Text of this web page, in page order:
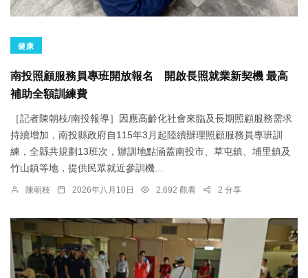
健康
南投照顧服務員專班開放報名 開啟長照就業新契機 最高
補助全額訓練費
［記者陳朝枝/南投報導］因應高齡化社會來臨及長期照顧服務需求
持續增加，南投縣政府自115年3月起陸續辦理照顧服務員專班訓
練，全縣共規劃13班次，辦訓地點涵蓋南投市、草屯鎮、埔里鎮及
竹山鎮等地，提供民眾就近參訓機...
陳朝枝 2026年八月10日 2,692 觀看 2 分享